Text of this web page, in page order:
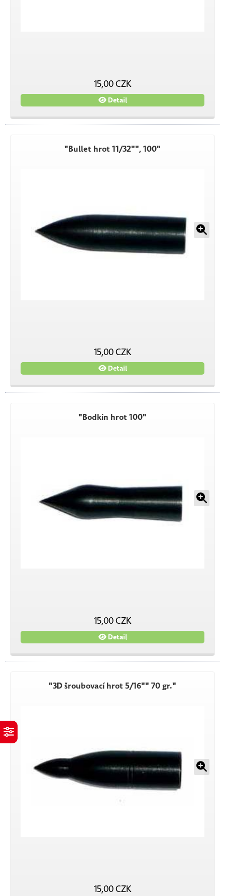
15,00 CZK
Detail
"Bullet hrot 11/32"", 100"
15,00 CZK
Detail
"Bodkin hrot 100"
15,00 CZK
Detail
"3D šroubovací hrot 5/16"" 70 gr."
15,00 CZK